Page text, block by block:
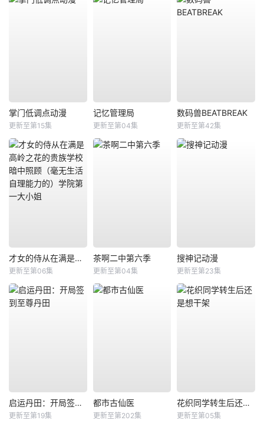
掌门低调点动漫
更新至第15集
记忆管理局
更新至第04集
数码兽BEATBREAK
更新至第42集
才女的侍从在满是高岭之花的贵族学校暗中照顾（毫无生活自理能力的）学院第一大小姐
更新至第06集
茶啊二中第六季
更新至第04集
搜神记动漫
更新至第23集
启运丹田：开局签到至尊丹田
更新至第19集
都市古仙医
更新至第202集
花织同学转生后还是想干架
更新至第05集